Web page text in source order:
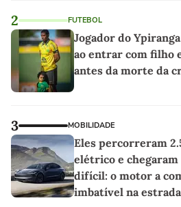
2 FUTEBOL
Jogador do
ao entrar com filho
antes da morte da
3 MOBILIDADE
Eles percorreram
elétrico e chegaram
difícil: o motor a
imbatível na estrada